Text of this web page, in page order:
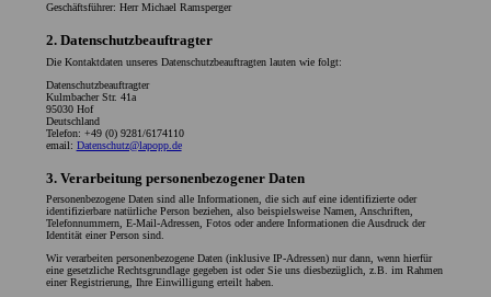
Geschäftsführer: Herr Michael Ramsperger
2. Datenschutzbeauftragter
Die Kontaktdaten unseres Datenschutzbeauftragten lauten wie folgt:
Datenschutzbeauftragter
Kulmbacher Str. 41a
95030 Hof
Deutschland
Telefon: +49 (0) 9281/6174110
email: Datenschutz@lapopp.de
3. Verarbeitung personenbezogener Daten
Personenbezogene Daten sind alle Informationen, die sich auf eine identifizierte oder
identifizierbare natürliche Person beziehen, also beispielsweise Namen, Anschriften,
Telefonnummern, E-Mail-Adressen, Fotos oder andere Informationen die Ausdruck der
Identität einer Person sind.
Wir verarbeiten personenbezogene Daten (inklusive IP-Adressen) nur dann, wenn hierfür
eine gesetzliche Rechtsgrundlage gegeben ist oder Sie uns diesbezüglich, z.B. im Rahmen
einer Registrierung, Ihre Einwilligung erteilt haben.